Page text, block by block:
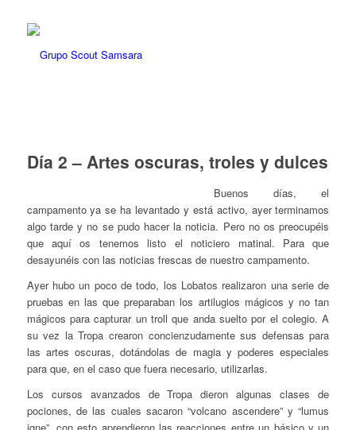
Día 2 – Artes oscuras, troles y dulces
Buenos días, el
campamento ya se ha levantado y está activo, ayer terminamos
algo tarde y no se pudo hacer la noticia. Pero no os preocupéis
que aquí os tenemos listo el noticiero matinal. Para que
desayunéis con las noticias frescas de nuestro campamento.
Ayer hubo un poco de todo, los Lobatos realizaron una serie de
pruebas en las que preparaban los artilugios mágicos y no tan
mágicos para capturar un troll que anda suelto por el colegio. A
su vez la Tropa crearon concienzudamente sus defensas para
las artes oscuras, dotándolas de magia y poderes especiales
para que, en el caso que fuera necesario, utilizarlas.
Los cursos avanzados de Tropa dieron algunas clases de
pociones, de las cuales sacaron “volcano ascendere” y “lumus